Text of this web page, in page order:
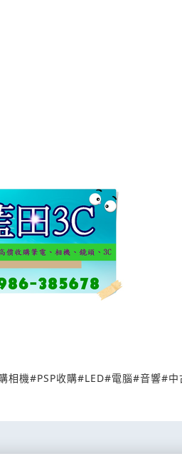
相機#PSP收購#LED#電腦#音響#中